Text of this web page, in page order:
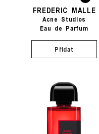
FREDERIC MALLE
Acne Studios
Eau de Parfum
Přidat